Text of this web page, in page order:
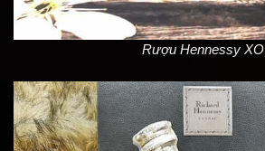
Rượu Hennessy XO